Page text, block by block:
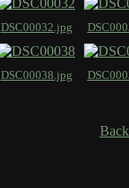
DSC00032.jpg
DSC00038.jpg